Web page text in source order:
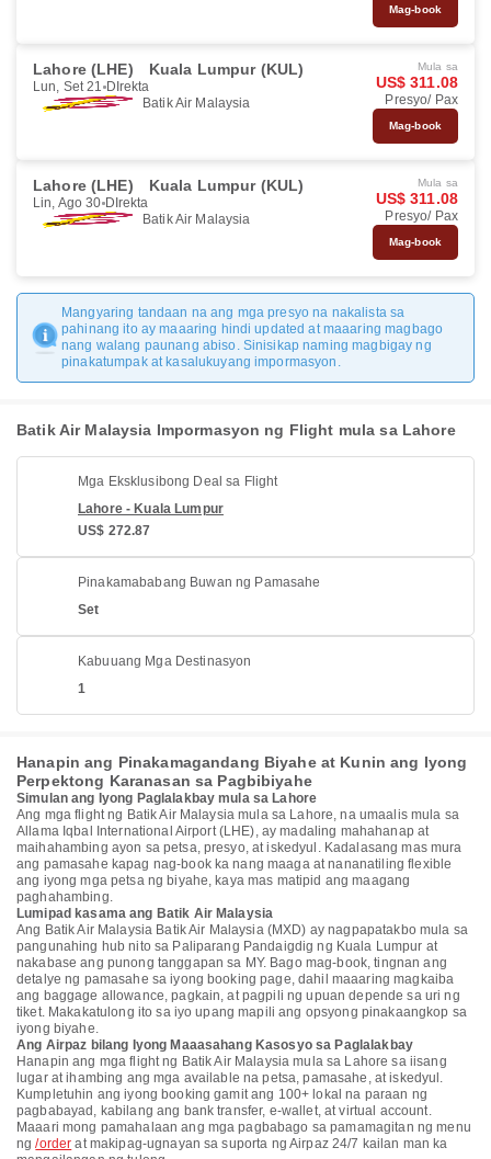
Mag-book
Lahore (LHE) Kuala Lumpur (KUL)
Lun, Set 21 DIrekta
Batik Air Malaysia
Mula sa
US$ 311.08
Presyo/ Pax
Mag-book
Lahore (LHE) Kuala Lumpur (KUL)
Lin, Ago 30 DIrekta
Batik Air Malaysia
Mula sa
US$ 311.08
Presyo/ Pax
Mag-book
Mangyaring tandaan na ang mga presyo na nakalista sa
pahinang ito ay maaaring hindi updated at maaaring magbago
nang walang paunang abiso. Sinisikap naming magbigay ng
pinakatumpak at kasalukuyang impormasyon.
Batik Air Malaysia Impormasyon ng Flight mula sa Lahore
Mga Eksklusibong Deal sa Flight
Lahore - Kuala Lumpur
US$ 272.87
Pinakamababang Buwan ng Pamasahe
Set
Kabuuang Mga Destinasyon
1
Hanapin ang Pinakamagandang Biyahe at Kunin ang Iyong
Perpektong Karanasan sa Pagbibiyahe
Simulan ang Iyong Paglalakbay mula sa Lahore
Ang mga flight ng Batik Air Malaysia mula sa Lahore, na umaalis mula sa
Allama Iqbal International Airport (LHE), ay madaling mahahanap at
maihahambing ayon sa petsa, presyo, at iskedyul. Kadalasang mas mura
ang pamasahe kapag nag-book ka nang maaga at nananatiling flexible
ang iyong mga petsa ng biyahe, kaya mas matipid ang maagang
paghahambing.
Lumipad kasama ang Batik Air Malaysia
Ang Batik Air Malaysia Batik Air Malaysia (MXD) ay nagpapatakbo mula sa
pangunahing hub nito sa Paliparang Pandaigdig ng Kuala Lumpur at
nakabase ang punong tanggapan sa MY. Bago mag-book, tingnan ang
detalye ng pamasahe sa iyong booking page, dahil maaaring magkaiba
ang baggage allowance, pagkain, at pagpili ng upuan depende sa uri ng
tiket. Makakatulong ito sa iyo upang mapili ang opsyong pinakaangkop sa
iyong biyahe.
Ang Airpaz bilang Iyong Maaasahang Kasosyo sa Paglalakbay
Hanapin ang mga flight ng Batik Air Malaysia mula sa Lahore sa iisang
lugar at ihambing ang mga available na petsa, pamasahe, at iskedyul.
Kumpletuhin ang iyong booking gamit ang 100+ lokal na paraan ng
pagbabayad, kabilang ang bank transfer, e-wallet, at virtual account.
Maaari mong pamahalaan ang mga pagbabago sa pamamagitan ng menu
ng/order at makipag-ugnayan sa suporta ng Airpaz 24/7 kailan man ka